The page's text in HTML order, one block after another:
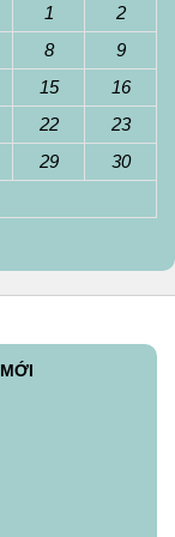
1
2
8
9
15
16
22
23
29
30